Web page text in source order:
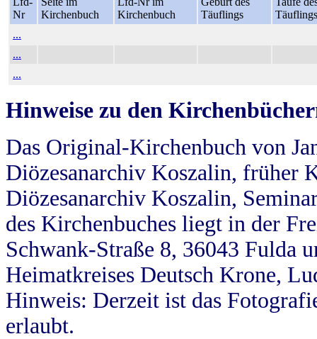
Nr
Kirchenbuch
Kirchenbuch
Täuflings
Täuflings
...
...
...
Hinweise zu den
Das Original-Kirchenbuch von
Diözesanarchiv Koszalin, früher
Diözesanarchiv Koszalin,
des Kirchenbuches liegt in der
Schwank-Straße 8, 36043 Fulda
Heimatkreises Deutsch Krone,
Hinweis: Derzeit ist das
erlaubt.